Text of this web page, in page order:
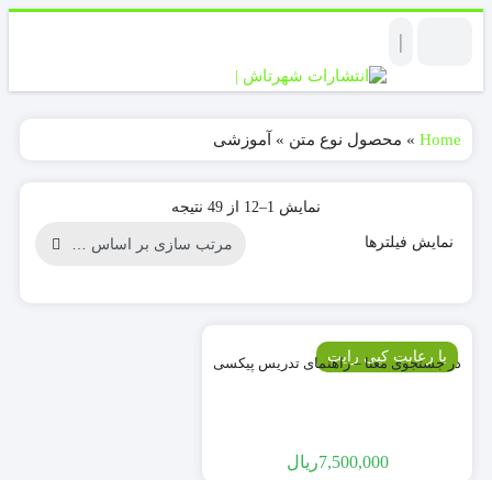
|
Home
» محصول نوع متن » آموزشی
نمایش 1–12 از 49 نتیجه
latest
نمایش فیلترها
با رعایت کپی رایت
در جستجوی معنا – راهنمای تدریس پیکسی
7,500,000ریال